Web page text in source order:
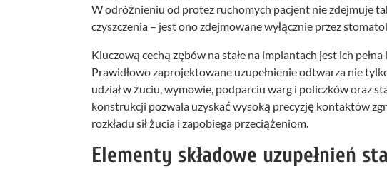
W odróżnieniu od protez ruchomych pacjent nie zdejmuje
czyszczenia – jest ono zdejmowane wyłącznie przez
Kluczową cechą zębów na stałe na implantach jest ich
Prawidłowo zaprojektowane uzupełnienie odtwarza nie
udział w żuciu, wymowie, podparciu warg i policzków oraz
konstrukcji pozwala uzyskać wysoką precyzję kontaktów
rozkładu sił żucia i zapobiega przeciążeniom.
Elementy składowe uzupełnień